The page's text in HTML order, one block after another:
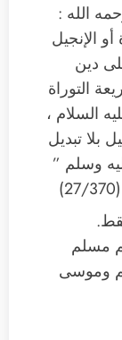
الله :
الإنجيل
دين
التوراة
السلام ،
بلا تبديل
وسلم ”
مسلم
وموسى